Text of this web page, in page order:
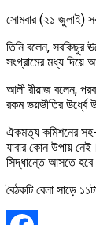
সোমবার (২১ জুলাই)
তিনি বলেন, সবকিছুর
সংগ্রামের মধ্য দিয়ে
আলী রীয়াজ বলেন,
রকম ভয়ভীতির ঊর্ধ্বে
ঐকমত্য কমিশনের সহ-
যাবার কোন উপায়
সিদ্ধান্তে আসতে
বৈঠকটি বেলা সাড়ে